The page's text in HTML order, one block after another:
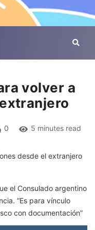
volver a
0 5 minutes read
el Consulado argentino
“Es para vínculo
con documentación”